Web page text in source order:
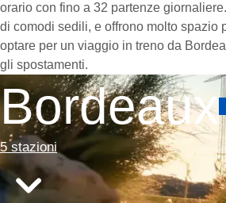
orario con fino a 32 partenze
di comodi sedili, e offrono molto spazio
optare per un viaggio in treno da
gli spostamenti.
Bordeaux
5 stazioni